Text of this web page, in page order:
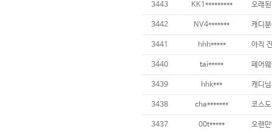
3443 KK1*********
3442 NV4*******
3441 hhh*****
3440 tai*****
3439 hhk***
3438 cha*******
3437 00t*****